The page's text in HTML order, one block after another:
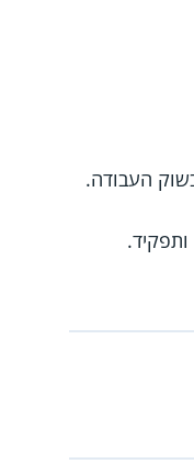
העבודה.
ותפקיד.